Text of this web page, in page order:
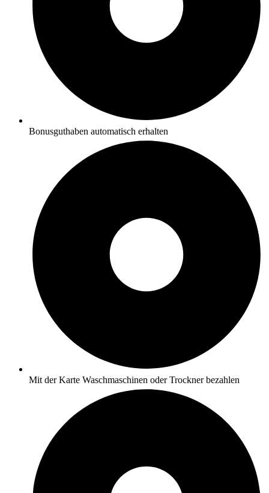
Bonusguthaben automatisch erhalten
Mit der Karte Waschmaschinen oder Trockner bezahlen